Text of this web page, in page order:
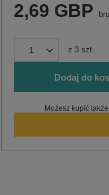
2,69 GBP
z 3 szt.
Dodaj do
Możesz kupić